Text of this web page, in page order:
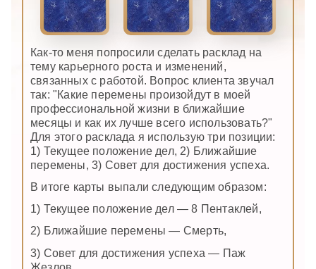
Как-то меня попросили сделать расклад на
тему карьерного роста и изменений,
связанных с работой. Вопрос клиента звучал
так: "Какие перемены произойдут в моей
профессиональной жизни в ближайшие
месяцы и как их лучше всего использовать?"
Для этого расклада я использую три позиции:
1) Текущее положение дел, 2) Ближайшие
перемены, 3) Совет для достижения успеха.
В итоге карты выпали следующим образом:
1) Текущее положение дел — 8 Пентаклей,
2) Ближайшие перемены — Смерть,
3) Совет для достижения успеха — Паж